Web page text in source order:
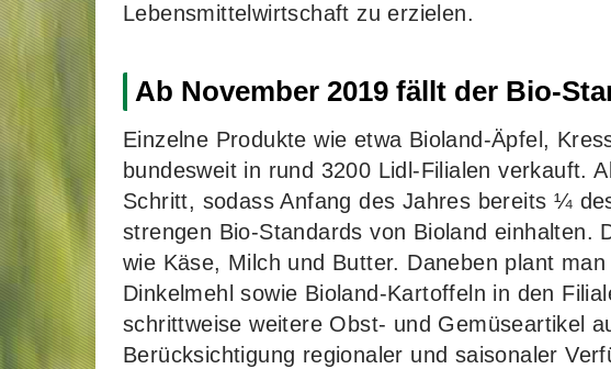
Lebensmittelwirtschaft zu erzielen.
Ab November 2019 fällt der Bio-
Einzelne Produkte wie etwa Bioland-Äpfel,
bundesweit in rund 3200 Lidl-Filialen verkauft.
Schritt, sodass Anfang des Jahres bereits ¼
strengen Bio-Standards von Bioland einhalten.
wie Käse, Milch und Butter. Daneben plant
Dinkelmehl sowie Bioland-Kartoffeln in den
schrittweise weitere Obst- und Gemüseartikel
Berücksichtigung regionaler und saisonaler